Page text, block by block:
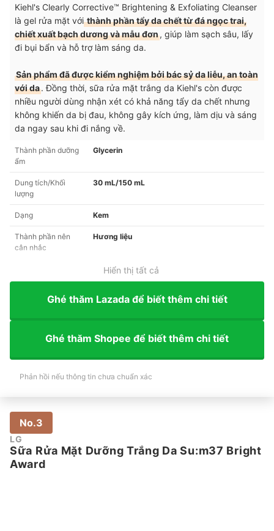
Kiehl's Clearly Corrective™ Brightening & Exfoliating Cleanser
là gel rửa mặt vớithành phần tẩy da chết từ đá ngọc trai,
chiết xuất bạch dương và mẫu đơn, giúp làm sạch sâu, lấy
đi bụi bẩn và hỗ trợ làm sáng da.
Sản phẩm đã được kiểm nghiệm bởi bác sỷ da liễu, an toàn
với da. Đồng thời, sữa rửa mặt trắng da Kiehl's còn được
nhiều người dùng nhận xét có khả năng tẩy da chết nhưng
không khiến da bị đau, không gây kích ứng, làm dịu và sáng
da ngay sau khi đi nắng về.
Thành phần dưỡng
ẩm
Glycerin
Dung tích/Khối
lượng
30 mL/150 mL
Dạng Kem
Thành phần nên
cân nhắc
Hương liệu
Hiển thị tất cả
Ghé thăm Lazada để biết thêm chi tiết
Ghé thăm Shopee để biết thêm chi tiết
Phản hồi nếu thông tin chưa chuẩn xác
No.3
LG
Sữa Rửa Mặt Dưỡng Trắng Da Su:m37 Bright
Award